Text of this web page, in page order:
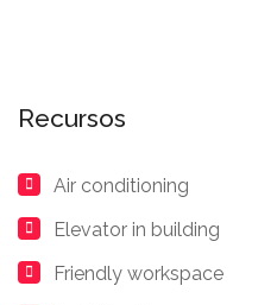
Recursos
Air conditioning
Elevator in building
Friendly workspace